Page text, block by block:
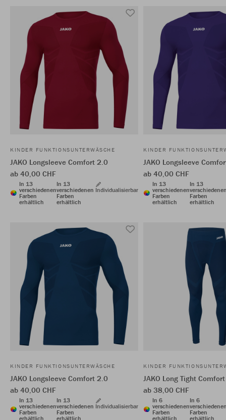
KINDER FUNKTIONSUNTERWÄSCHE
JAKO Longsleeve Comfort 2.0
ab 40,00 CHF
In 13
verschiedenen
Farben
erhältlich
In 13
verschiedenen
Farben
erhältlich
Individualisierbar
KINDER
JAKO Longsleeve
ab 40,00 CHF
In 13
verschiedenen
Farben
erhältlich
In 13
Farben
erhältlich
KINDER FUNKTIONSUNTERWÄSCHE
JAKO Longsleeve Comfort 2.0
ab 40,00 CHF
In 13
verschiedenen
Farben
erhältlich
In 13
verschiedenen
Farben
erhältlich
Individualisierbar
KINDER
JAKO Long Tight
ab 38,00 CHF
In 6
verschiedenen
Farben
erhältlich
In 6
Farben
erhältlich